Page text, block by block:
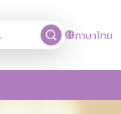
ภาษาไทย